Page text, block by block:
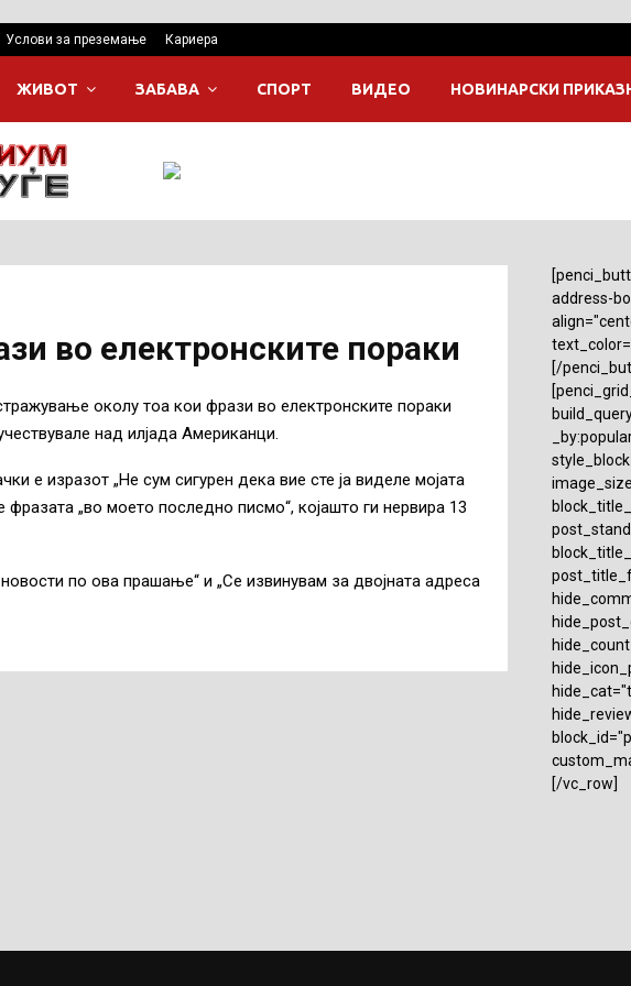
Услови за преземање Кариера
ЖИВОТ ЗАБАВА СПОРТ ВИДЕО НОВИНАРСКИ
во електронските пораки
околу тоа кои фрази во електронските пораки
над илјада Американци.
е изразот „Не сум сигурен дека вие сте ја виделе мојата
„во моето последно писмо“, којашто ги нервира 13
по ова прашање“ и „Се извинувам за двојната адреса
address-
[/
[/vc_row]